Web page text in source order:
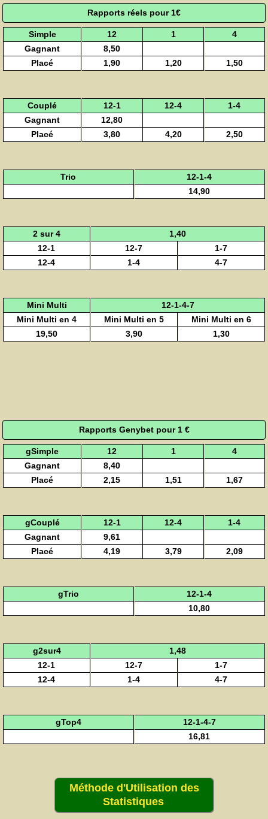
Rapports réels pour 1€
Simple 12 1
4
Gagnant
8,50
Placé
1,90 1,20 1,50
Couplé 12-1 12-4
1-4
Gagnant
12,80
Placé
3,80 4,20 2,50
Trio
12-1-4
14,90
2 sur 4
1,40
12-1
12-7
1-7
12-4
1-4 4-7
Mini Multi
12-1-4-7
Mini Multi en 4
Mini Multi en 5
Mini Multi en 6
19,50
3,90 1,30
Rapports Genybet pour 1 €
gSimple 12 1
4
Gagnant
8,40
Placé
2,15 1,51 1,67
gCouplé 12-1 12-4
1-4
Gagnant
9,61
Placé
4,19 3,79 2,09
gTrio
12-1-4
10,80
g2sur4
1,48
12-1
12-7
1-7
12-4
1-4 4-7
gTop4
12-1-4-7
16,81
Méthode d'Utilisation des
Statistiques